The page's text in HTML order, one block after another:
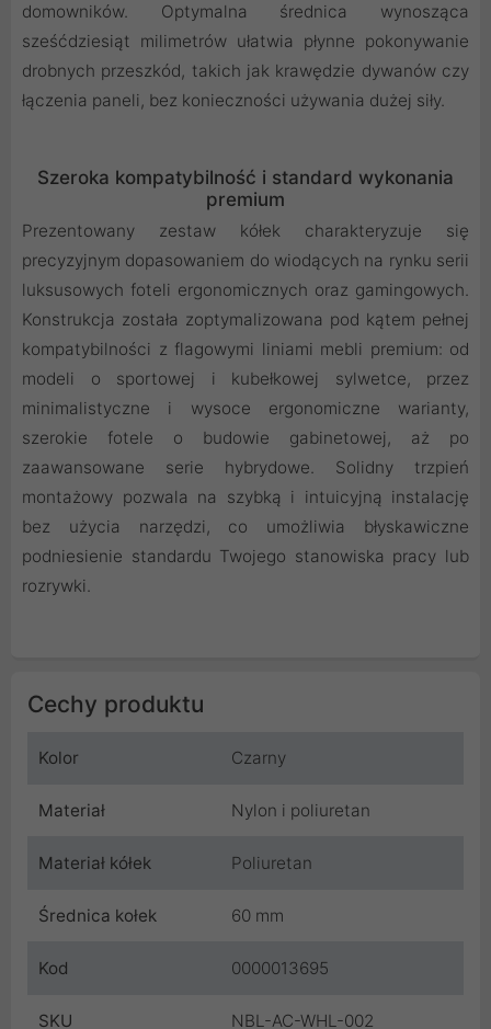
domowników. Optymalna średnica wynosząca
sześćdziesiąt milimetrów ułatwia płynne pokonywanie
drobnych przeszkód, takich jak krawędzie dywanów czy
łączenia paneli, bez konieczności używania dużej siły.
Szeroka kompatybilność i standard wykonania
premium
Prezentowany zestaw kółek charakteryzuje się
precyzyjnym dopasowaniem do wiodących na rynku serii
luksusowych foteli ergonomicznych oraz gamingowych.
Konstrukcja została zoptymalizowana pod kątem pełnej
kompatybilności z flagowymi liniami mebli premium: od
modeli o sportowej i kubełkowej sylwetce, przez
minimalistyczne i wysoce ergonomiczne warianty,
szerokie fotele o budowie gabinetowej, aż po
zaawansowane serie hybrydowe. Solidny trzpień
montażowy pozwala na szybką i intuicyjną instalację
bez użycia narzędzi, co umożliwia błyskawiczne
podniesienie standardu Twojego stanowiska pracy lub
rozrywki.
Cechy produktu
Kolor Czarny
Materiał Nylon i poliuretan
Materiał kółek Poliuretan
Średnica kołek 60 mm
Kod 0000013695
SKU NBL-AC-WHL-002